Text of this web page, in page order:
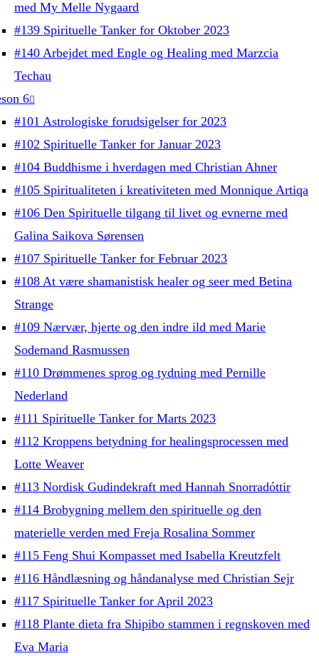
med My Melle Nygaard
#139 Spirituelle Tanker for Oktober 2023
#140 Arbejdet med Engle og Healing med Marzcia
Techau
6
#101 Astrologiske forudsigelser for 2023
#102 Spirituelle Tanker for Januar 2023
#104 Buddhisme i hverdagen med Christian Ahner
#105 Spiritualiteten i kreativiteten med Monnique Artiqa
#106 Den Spirituelle tilgang til livet og evnerne med
Galina Saikova Sørensen
#107 Spirituelle Tanker for Februar 2023
#108 At være shamanistisk healer og seer med Betina
Strange
#109 Nærvær, hjerte og den indre ild med Marie
Sodemand Rasmussen
#110 Drømmenes sprog og tydning med Pernille
Nederland
#111 Spirituelle Tanker for Marts 2023
#112 Kroppens betydning for healingsprocessen med
Lotte Weaver
#113 Nordisk Gudindekraft med Hannah Snorradóttir
#114 Brobygning mellem den spirituelle og den
materielle verden med Freja Rosalina Sommer
#115 Feng Shui Kompasset med Isabella Kreutzfelt
#116 Håndlæsning og håndanalyse med Christian Sejr
#117 Spirituelle Tanker for April 2023
#118 Plante dieta fra Shipibo stammen i regnskoven med
Eva Maria